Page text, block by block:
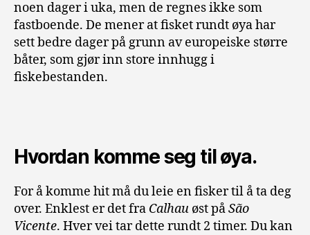
noen dager i uka, men de regnes ikke som
fastboende. De mener at fisket rundt øya har
sett bedre dager på grunn av europeiske større
båter, som gjør inn store innhugg i
fiskebestanden.
Hvordan komme seg til øya.
For å komme hit må du leie en fisker til å ta deg
over. Enklest er det fra Calhau øst påSão
Vicente. Hver vei tar dette rundt 2 timer. Du kan